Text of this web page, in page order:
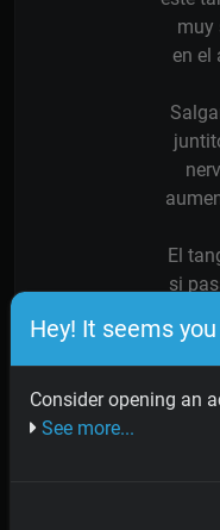
Hey! It seems
Consider opening an
See more...
muy
en el
El
si
va